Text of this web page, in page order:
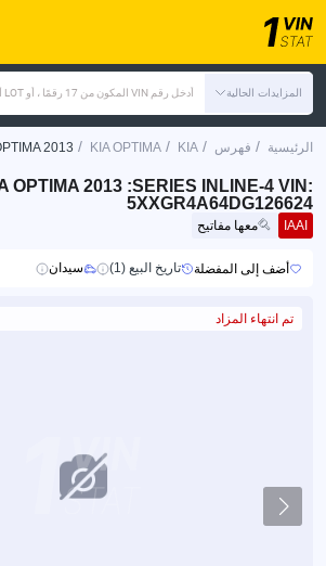
المزايدات الحالية أدخل رقم VIN المكون من 17 رقمًا ، أو LOT أو Make Model Year
الرئيسية / فهرس /
KIA
/
KIA OPTIMA
/
2013
OPTIMA 2013 :SERIES INLINE-4 VIN:
5XXGR4A64DG126624
IAAI معها مفاتيح
أضف إلى المفضلة تاريخ البيع (1) سيدان
تم انتهاء المزاد